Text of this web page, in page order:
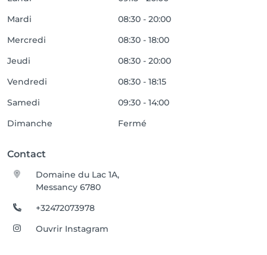
Mardi
08:30 - 20:00
Mercredi
08:30 - 18:00
Jeudi
08:30 - 20:00
Vendredi
08:30 - 18:15
Samedi
09:30 - 14:00
Dimanche
Fermé
Contact
Domaine du Lac 1A,
Messancy 6780
+32472073978
Ouvrir Instagram